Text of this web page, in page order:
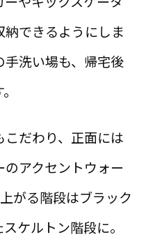
できるようにしま
手洗い場も、帰宅後
だわり、正面には
アクセントウォー
がる階段はブラック
ケルトン階段に。